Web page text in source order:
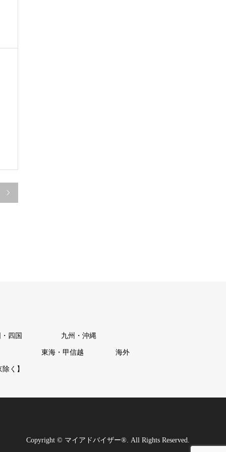

四国 九州・沖縄
東海・甲信越 海外
く】
Copyright © マイアドバイザー® . All Rights Reserved.